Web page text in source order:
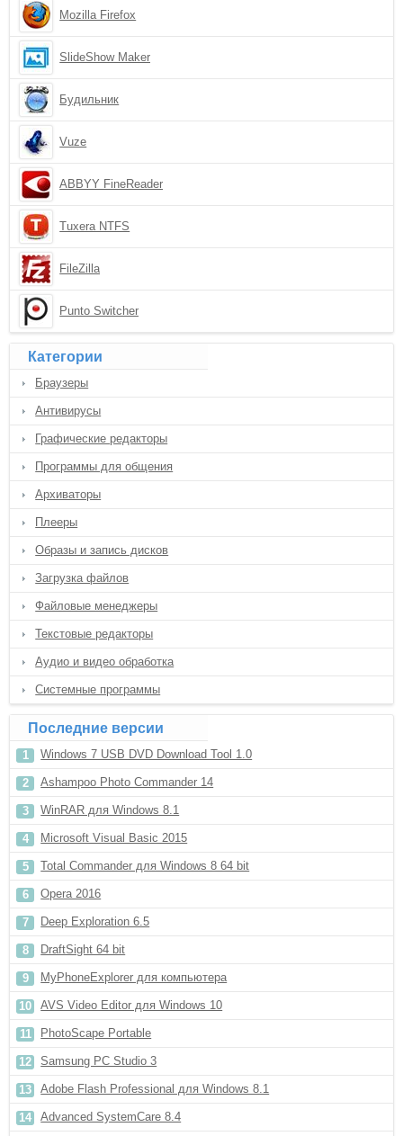
Mozilla Firefox
SlideShow Maker
Будильник
Vuze
ABBYY FineReader
Tuxera NTFS
FileZilla
Punto Switcher
Категории
Браузеры
Антивирусы
Графические редакторы
Программы для общения
Архиваторы
Плееры
Образы и запись дисков
Загрузка файлов
Файловые менеджеры
Текстовые редакторы
Аудио и видео обработка
Системные программы
Последние версии
Windows 7 USB DVD Download Tool 1.0
Ashampoo Photo Commander 14
WinRAR для Windows 8.1
Microsoft Visual Basic 2015
Total Commander для Windows 8 64 bit
Opera 2016
Deep Exploration 6.5
DraftSight 64 bit
MyPhoneExplorer для компьютера
AVS Video Editor для Windows 10
PhotoScape Portable
Samsung PC Studio 3
Adobe Flash Professional для Windows 8.1
Advanced SystemCare 8.4